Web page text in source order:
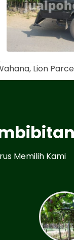
Lion
Memilih Kami